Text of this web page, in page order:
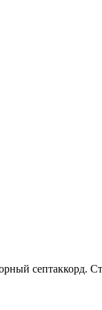
септаккорд.